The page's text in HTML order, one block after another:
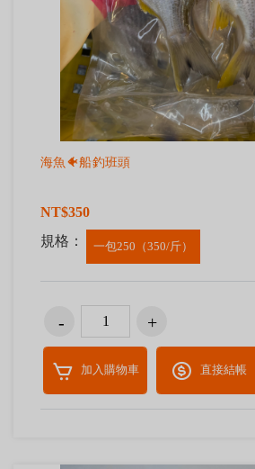
海魚🐠船釣班頭
NT$350
規格：
一包250（350/斤）
加入購物車 直接結帳